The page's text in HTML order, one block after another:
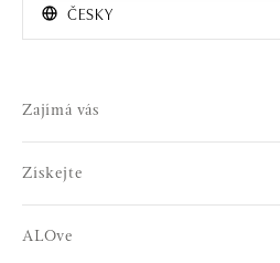
ČESKY
Zajímá vás
Získejte
ALOve